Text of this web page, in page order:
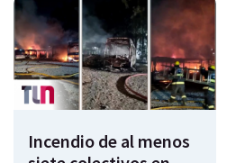
Incendio de al menos